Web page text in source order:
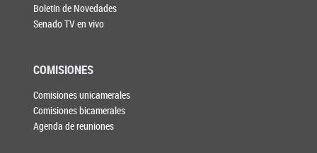
Boletín de Novedades
Senado TV en vivo
COMISIONES
Comisiones unicamerales
Comisiones bicamerales
Agenda de reuniones